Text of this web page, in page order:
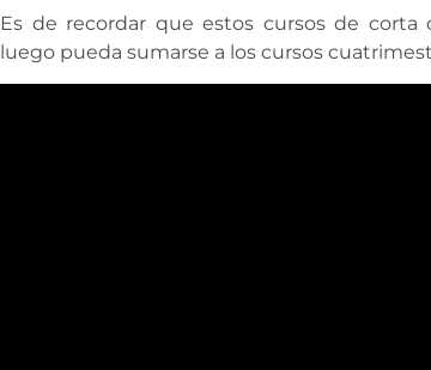
Es de recordar que estos cursos de
luego pueda sumarse a los cursos